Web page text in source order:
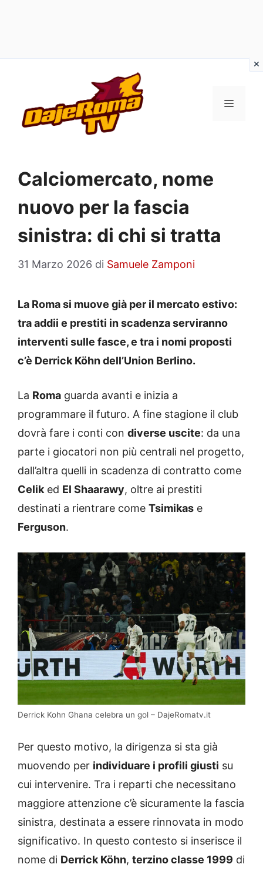
contenuto
MENU
Calciomercato, nome
nuovo per la fascia
sinistra: di chi si tratta
31 Marzo 2026 di Samuele Zamponi
La Roma si muove già per il mercato estivo:
tra addii e prestiti in scadenza serviranno
interventi sulle fasce, e tra i nomi proposti
c’è Derrick Köhn dell’Union Berlino.
La Roma guarda avanti e inizia a
programmare il futuro. A fine stagione il club
dovrà fare i conti con diverse uscite: da una
parte i giocatori non più centrali nel progetto,
dall’altra quelli in scadenza di contratto come
Celik ed El Shaarawy, oltre ai prestiti
destinati a rientrare come Tsimikas e
Ferguson.
Derrick Kohn Ghana celebra un gol – DajeRomatv.it
Per questo motivo, la dirigenza si sta già
muovendo per individuare i profili giusti su
cui intervenire. Tra i reparti che necessitano
maggiore attenzione c’è sicuramente la fascia
sinistra, destinata a essere rinnovata in modo
significativo. In questo contesto si inserisce il
nome di Derrick Köhn, terzino classe 1999 di